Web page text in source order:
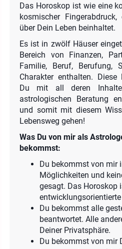
Das Horoskop ist wie eine
kosmischer
über Dein Leben beinhaltet.
Es ist in zwölf Häuser
Bereich von Finanzen,
Familie, Beruf, Berufung,
Charakter enthalten.
Du mit all deren
astrologischen Beratung
und somit mit diesem
Lebensweg gehen!
Was Du von mir als
bekommst:
Du bekommst von mir
Möglichkeiten und
gesagt. Das Horoskop
Du bekommst alle
beantwortet. Alle
Deiner Privatsphäre.
Du bekommst von mir